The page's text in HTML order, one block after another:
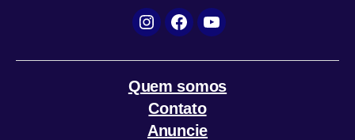
Instagram
FacebookYouTube
Quem somos
Contato
Anuncie